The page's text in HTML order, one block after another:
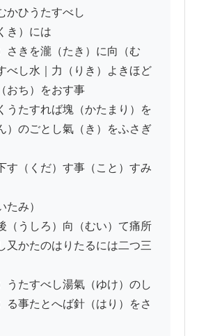
かひうたすべし
き）には
きを瀧（たき）に向（む
べし水｜力（りき）よきほど
おち）をおす事
たすれば塊（かたまり）を
）のごとし氣（き）をふさぎ
（くだ）す事（こと）すみ
たみ）
うしろ）向（むい）て痛所
又かたのはりたるには二つ三
たすべし湯氣（ゆけ）のし
る事たとへば針（はり）をさ